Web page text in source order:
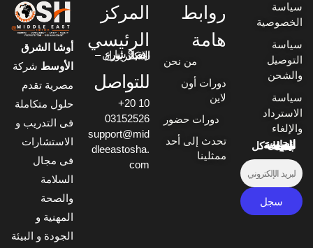
أوشا الشرق
الأوسط شركة
مصرية تقدم
حلول متكاملة
فى التدريب و
الاستشارات
فى مجال
السلامة
والصحة
المهنية و
الجودة و البيئة
المركز
الرئيسي
رقم 9 شارع الاقبال لوران – اسكندرية
للتواصل
+20 10
03152526
support@mid
dleeastosha.
com
روابط
هامة
من نحن
دورات أون
لاين
دورات حضور
تحدث إلى أحد
ممثلينا
سياسة
الخصوصية
سياسة
التوصيل
والشحن
سياسة
الاسترداد
والإلغاء
انضم للقائمة البريدية ليصلك كل جديد